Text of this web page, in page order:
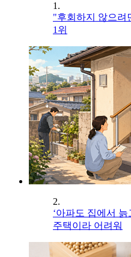
1.
"후회하지 않으려
1위
2.
‘아파도 집에서
주택이라 어려워